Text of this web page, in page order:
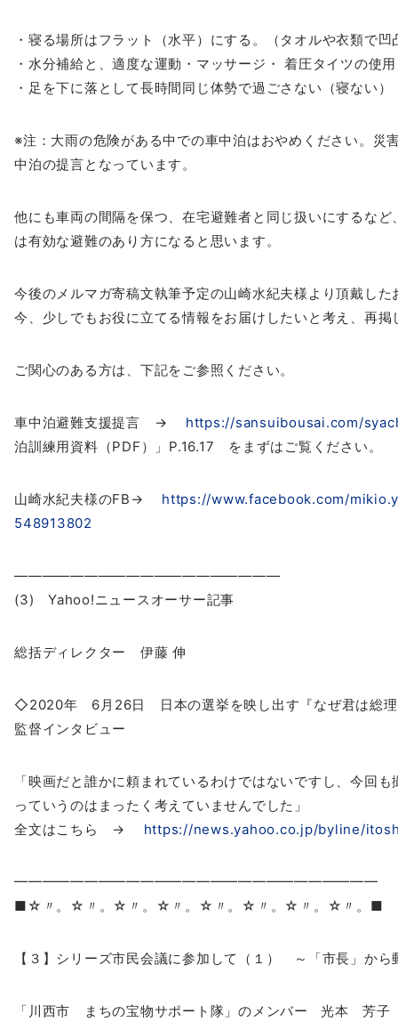
・寝る場所はフラット（水平）にする。（タオルや衣類で凹
・水分補給と、適度な運動・マッサージ・ 着圧タイツの使用
・足を下に落として長時間同じ体勢で過ごさない（寝ない）
※注：大雨の危険がある中での車中泊はおやめください。災
中泊の提言となっています。
他にも車両の間隔を保つ、在宅避難者と同じ扱いにするなど
は有効な避難のあり方になると思います。
今後の メルマガ寄稿文執筆予定の山崎水紀夫様より頂戴した
今、少しでもお役に立てる情報をお届けしたいと考え、再掲
ご関心のある方は、下記をご参照ください。
車中泊避難支援提言 →
https://sansuibousai.com/
泊訓練用資料（PDF）」P.16.17 をまずはご覧ください。
山崎水紀夫様のFB→ https://www.facebook.com/mikio
548913802
———————————————————
(3) Yahoo!ニュースオーサー記事
総括ディレクター 伊藤 伸
◇2020年 6月26日 日本の選挙を映し出す『なぜ君は総
監督インタビュー
「映画だと誰かに頼まれているわけではないですし、今回も
っていうのはまったく考えていませんでした 」
全文はこちら →
https://news.yahoo.co.jp/byline/
━━━━━━━━━━━━━━━━━━━━━━━━━━
■☆〃。☆〃。☆〃。☆〃。☆〃。☆〃。☆〃。☆〃。■
【３】シリーズ市民会議に参加して（１） ～「市長」から
「川西市 まちの宝物サポート隊」のメンバー 光本 芳子